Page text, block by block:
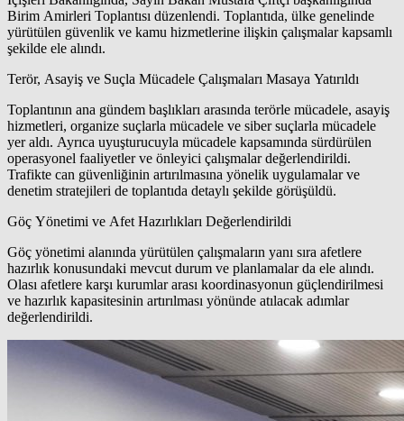
Birim Amirleri Toplantısı düzenlendi. Toplantıda, ülke genelinde
yürütülen güvenlik ve kamu hizmetlerine ilişkin çalışmalar kapsamlı
şekilde ele alındı.
Terör, Asayiş ve Suçla Mücadele Çalışmaları Masaya Yatırıldı
Toplantının ana gündem başlıkları arasında terörle mücadele, asayiş
hizmetleri, organize suçlarla mücadele ve siber suçlarla mücadele
yer aldı. Ayrıca uyuşturucuyla mücadele kapsamında sürdürülen
operasyonel faaliyetler ve önleyici çalışmalar değerlendirildi.
Trafikte can güvenliğinin artırılmasına yönelik uygulamalar ve
denetim stratejileri de toplantıda detaylı şekilde görüşüldü.
Göç Yönetimi ve Afet Hazırlıkları Değerlendirildi
Göç yönetimi alanında yürütülen çalışmaların yanı sıra afetlere
hazırlık konusundaki mevcut durum ve planlamalar da ele alındı.
Olası afetlere karşı kurumlar arası koordinasyonun güçlendirilmesi
ve hazırlık kapasitesinin artırılması yönünde atılacak adımlar
değerlendirildi.